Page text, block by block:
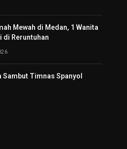
Mewah di Medan, 1 Wanita
di Reruntuhan
Timnas Spanyol